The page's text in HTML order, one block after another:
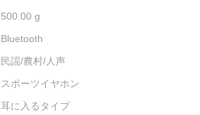
500.00 g
Bluetooth
民謡/農村/人声
スポーツイヤホン
耳に入るタイプ